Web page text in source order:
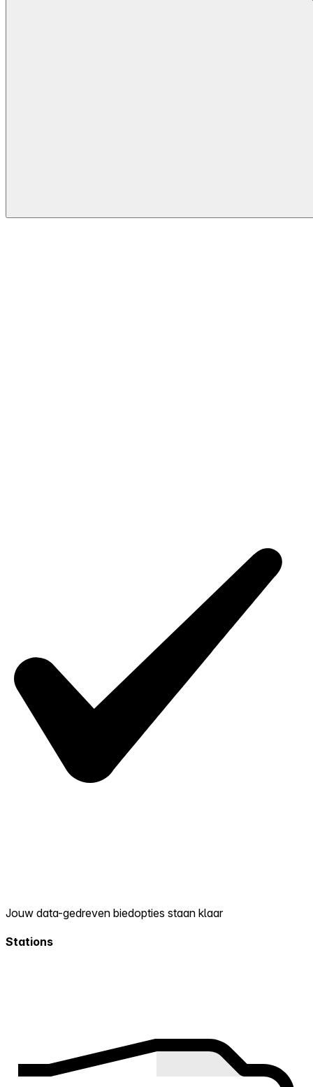
Jouw data-gedreven biedopties staan klaar
Stations